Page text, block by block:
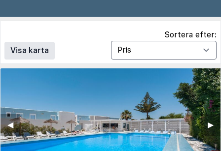
Visa karta
Sortera efter:
▶︎
◀︎